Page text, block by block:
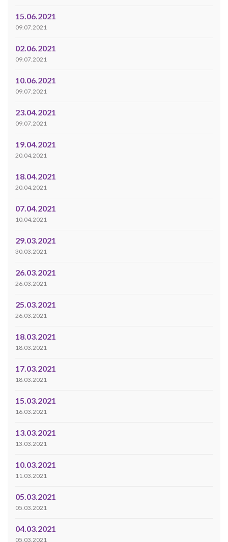
15.06.2021
09.07.2021
02.06.2021
09.07.2021
10.06.2021
09.07.2021
23.04.2021
09.07.2021
19.04.2021
20.04.2021
18.04.2021
20.04.2021
07.04.2021
10.04.2021
29.03.2021
30.03.2021
26.03.2021
26.03.2021
25.03.2021
26.03.2021
18.03.2021
18.03.2021
17.03.2021
18.03.2021
15.03.2021
16.03.2021
13.03.2021
13.03.2021
10.03.2021
11.03.2021
05.03.2021
05.03.2021
04.03.2021
05.03.2021